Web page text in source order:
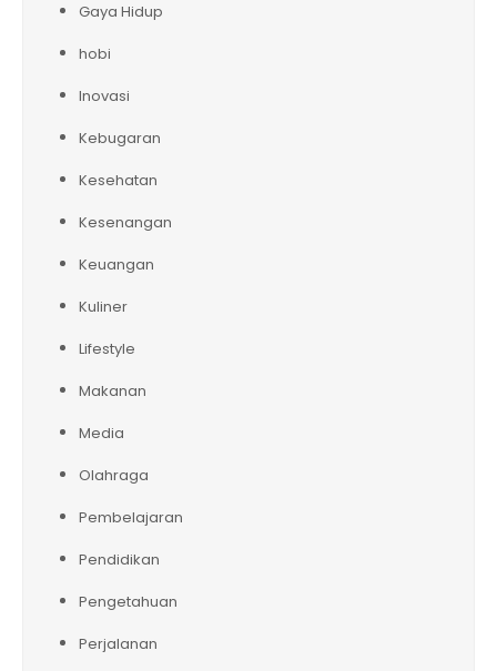
Gaya Hidup
hobi
Inovasi
Kebugaran
Kesehatan
Kesenangan
Keuangan
Kuliner
Lifestyle
Makanan
Media
Olahraga
Pembelajaran
Pendidikan
Pengetahuan
Perjalanan